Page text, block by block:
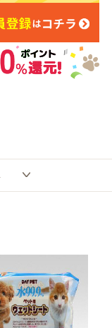
トフード
さんぽ用品